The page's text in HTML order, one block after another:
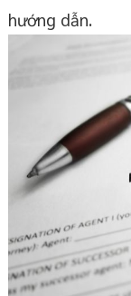
hướng dẫn.